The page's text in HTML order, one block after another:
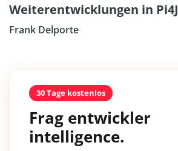
Weiterentwicklungen in Pi4J
Frank Delporte
30 Tage kostenlos
Frag entwickler
intelligence.